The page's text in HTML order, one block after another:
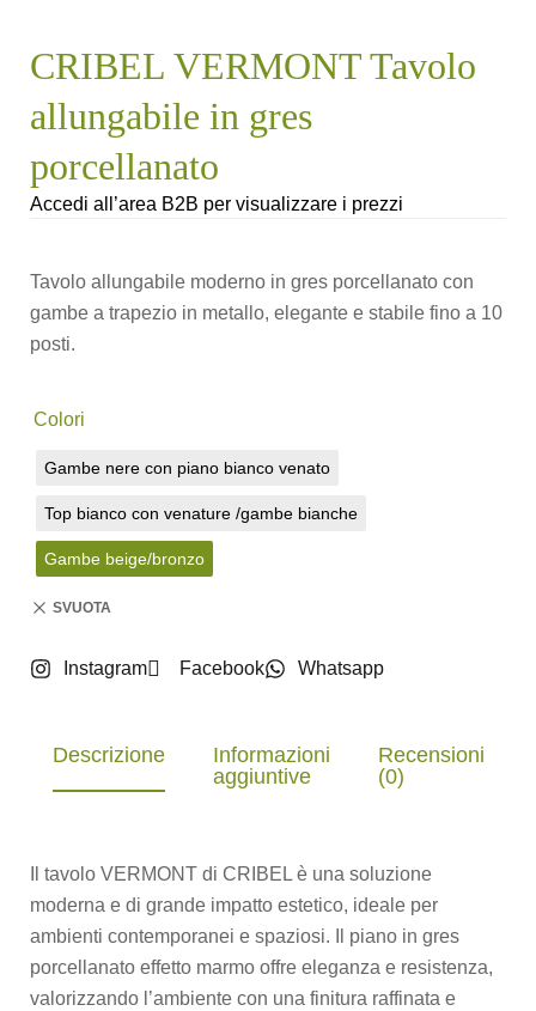
CRIBEL VERMONT Tavolo
allungabile in gres
porcellanato
Accedi all’area B2B per visualizzare i prezzi
Tavolo allungabile moderno in gres porcellanato con
gambe a trapezio in metallo, elegante e stabile fino a 10
posti.
Colori
Gambe nere con piano bianco venato
Top bianco con venature /gambe bianche
Gambe beige/bronzo
SVUOTA
Instagram Facebook Whatsapp
Descrizione
Informazioni
aggiuntive
Recensioni
(0)
Il tavolo VERMONT di CRIBEL è una soluzione
moderna e di grande impatto estetico, ideale per
ambienti contemporanei e spaziosi. Il piano in gres
porcellanato effetto marmo offre eleganza e resistenza,
valorizzando l’ambiente con una finitura raffinata e